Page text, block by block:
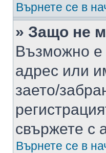
Върнете се в
» Защо не
Възможно е
адрес или
заето/
свържете с
Върнете се в